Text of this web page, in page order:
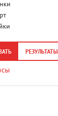
РЕЗУЛЬТАТЫ